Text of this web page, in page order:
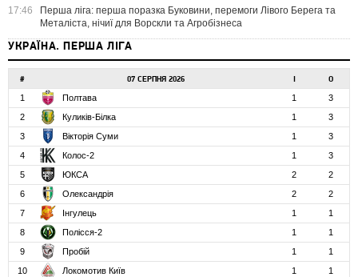
17:46
Перша ліга: перша поразка Буковини, перемоги Лівого Берега та
Металіста, нічиї для Ворскли та Агробізнеса
УКРАЇНА. ПЕРША ЛІГА
# 07 СЕРПНЯ 2026 І О
1 Полтава 1
3
2
Куликів-Білка 1
3
3
Вікторія Суми 1
3
4
Колос-2 1
3
5
ЮКСА 2
2
6
Олександрія 2
2
7
Інгулець 1
1
8
Полісся-2 1
1
9
Пробій 1
1
10
Локомотив Київ 1
1